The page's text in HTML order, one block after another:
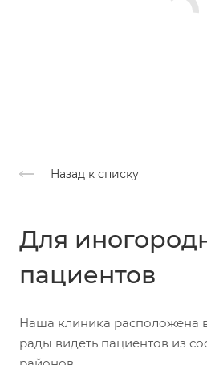
Назад к списку
Для
пациентов
Наша клиника расположена
рады видеть пациентов из